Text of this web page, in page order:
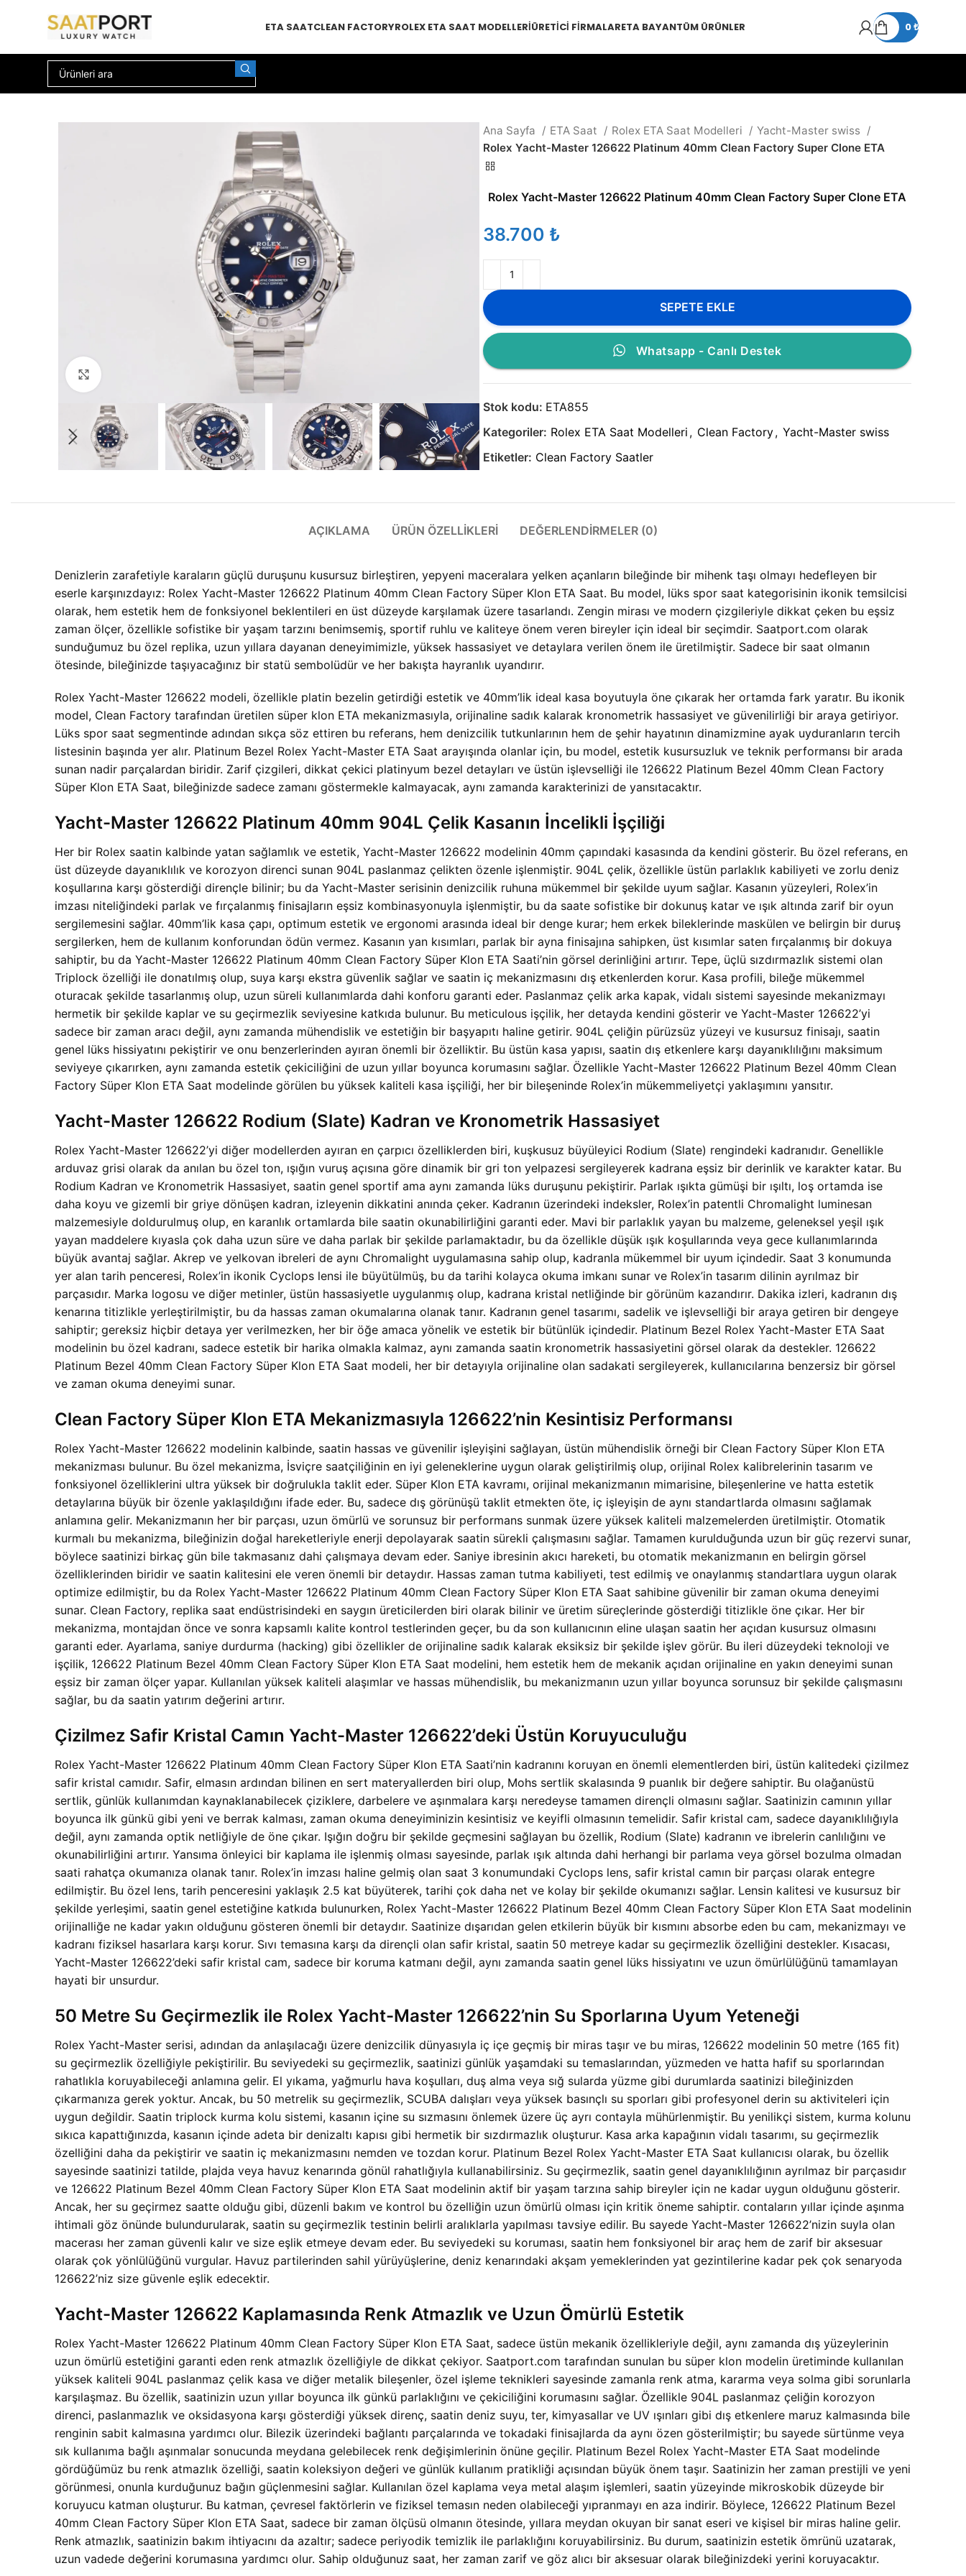
ETA SAATCLEAN FACTORYROLEX ETA SAAT MODELLERIÜRETICI FIRMALARETA BAYANTÜM ÜRÜNLER 0₺
Ana Sayfa ETA Saat Rolex ETA Saat Modelleri
Yacht-Master swiss
Rolex Yacht-Master 126622 Platinum 40mm Clean Factory Super Clone ETA
Rolex Yacht-Master 126622 Platinum 40mm Clean Factory Super Clone ETA
₺
SEPETE EKLE
Whatsapp - Canlı Destek
Stok kodu: ETA855
Kategoriler: Rolex ETA Saat Modelleri , Clean Factory, Yacht-Master swiss
Etiketler: Clean Factory Saatler
AÇIKLAMA ÜRÜN ÖZELLIKLERI DEĞERLENDIRMELER (0)
Denizlerin zarafetiyle karaların güçlü duruşunu kusursuz birleştiren, yepyeni maceralara yelken açanların bileğinde bir mihenk taşı olmayı hedefleyen bir
eserle karşınızdayız: Rolex Yacht-Master 126622 Platinum 40mm Clean Factory Süper Klon ETA Saat. Bu model, lüks spor saat kategorisinin ikonik temsilcisi
olarak, hem estetik hem de fonksiyonel beklentileri en üst düzeyde karşılamak üzere tasarlandı. Zengin mirası ve modern çizgileriyle dikkat çeken bu eşsiz
zaman ölçer, özellikle sofistike bir yaşam tarzını benimsemiş, sportif ruhlu ve kaliteye önem veren bireyler için ideal bir seçimdir. Saatport.com olarak
sunduğumuz bu özel replika, uzun yıllara dayanan deneyimimizle, yüksek hassasiyet ve detaylara verilen önem ile üretilmiştir. Sadece bir saat olmanın
ötesinde, bileğinizde taşıyacağınız bir statü sembolüdür ve her bakışta hayranlık uyandırır.
Rolex Yacht-Master 126622 modeli, özellikle platin bezelin getirdiği estetik ve 40mm’lik ideal kasa boyutuyla öne çıkarak her ortamda fark yaratır. Bu ikonik
model, Clean Factory tarafından üretilen süper klon ETA mekanizmasıyla, orijinaline sadık kalarak kronometrik hassasiyet ve güvenilirliği bir araya getiriyor.
Lüks spor saat segmentinde adından sıkça söz ettiren bu referans, hem denizcilik tutkunlarının hem de şehir hayatının dinamizmine ayak uyduranların tercih
listesinin başında yer alır. Platinum Bezel Rolex Yacht-Master ETA Saat arayışında olanlar için, bu model, estetik kusursuzluk ve teknik performansı bir arada
sunan nadir parçalardan biridir. Zarif çizgileri, dikkat çekici platinyum bezel detayları ve üstün işlevselliği ile 126622 Platinum Bezel 40mm Clean Factory
Süper Klon ETA Saat, bileğinizde sadece zamanı göstermekle kalmayacak, aynı zamanda karakterinizi de yansıtacaktır.
Yacht-Master 126622 Platinum 40mm 904L Çelik Kasanın İncelikli İşçiliği
Her bir Rolex saatin kalbinde yatan sağlamlık ve estetik, Yacht-Master 126622 modelinin 40mm çapındaki kasasında da kendini gösterir. Bu özel referans, en
üst düzeyde dayanıklılık ve korozyon direnci sunan 904L paslanmaz çelikten özenle işlenmiştir. 904L çelik, özellikle üstün parlaklık kabiliyeti ve zorlu deniz
koşullarına karşı gösterdiği dirençle bilinir; bu da Yacht-Master serisinin denizcilik ruhuna mükemmel bir şekilde uyum sağlar. Kasanın yüzeyleri, Rolex’in
imzası niteliğindeki parlak ve fırçalanmış finisajların eşsiz kombinasyonuyla işlenmiştir, bu da saate sofistike bir dokunuş katar ve ışık altında zarif bir oyun
sergilemesini sağlar. 40mm’lik kasa çapı, optimum estetik ve ergonomi arasında ideal bir denge kurar; hem erkek bileklerinde maskülen ve belirgin bir duruş
sergilerken, hem de kullanım konforundan ödün vermez. Kasanın yan kısımları, parlak bir ayna finisajına sahipken, üst kısımlar saten fırçalanmış bir dokuya
sahiptir, bu da Yacht-Master 126622 Platinum 40mm Clean Factory Süper Klon ETA Saati’nin görsel derinliğini artırır. Tepe, üçlü sızdırmazlık sistemi olan
Triplock özelliği ile donatılmış olup, suya karşı ekstra güvenlik sağlar ve saatin iç mekanizmasını dış etkenlerden korur. Kasa profili, bileğe mükemmel
oturacak şekilde tasarlanmış olup, uzun süreli kullanımlarda dahi konforu garanti eder. Paslanmaz çelik arka kapak, vidalı sistemi sayesinde mekanizmayı
hermetik bir şekilde kaplar ve su geçirmezlik seviyesine katkıda bulunur. Bu meticulous işçilik, her detayda kendini gösterir ve Yacht-Master 126622’yi
sadece bir zaman aracı değil, aynı zamanda mühendislik ve estetiğin bir başyapıtı haline getirir. 904L çeliğin pürüzsüz yüzeyi ve kusursuz finisajı, saatin
genel lüks hissiyatını pekiştirir ve onu benzerlerinden ayıran önemli bir özelliktir. Bu üstün kasa yapısı, saatin dış etkenlere karşı dayanıklılığını maksimum
seviyeye çıkarırken, aynı zamanda estetik çekiciliğini de uzun yıllar boyunca korumasını sağlar. Özellikle Yacht-Master 126622 Platinum Bezel 40mm Clean
Factory Süper Klon ETA Saat modelinde görülen bu yüksek kaliteli kasa işçiliği, her bir bileşeninde Rolex’in mükemmeliyetçi yaklaşımını yansıtır.
Yacht-Master 126622 Rodium (Slate) Kadran ve Kronometrik Hassasiyet
Rolex Yacht-Master 126622’yi diğer modellerden ayıran en çarpıcı özelliklerden biri, kuşkusuz büyüleyici Rodium (Slate) rengindeki kadranıdır. Genellikle
arduvaz grisi olarak da anılan bu özel ton, ışığın vuruş açısına göre dinamik bir gri ton yelpazesi sergileyerek kadrana eşsiz bir derinlik ve karakter katar. Bu
Rodium Kadran ve Kronometrik Hassasiyet, saatin genel sportif ama aynı zamanda lüks duruşunu pekiştirir. Parlak ışıkta gümüşi bir ışıltı, loş ortamda ise
daha koyu ve gizemli bir griye dönüşen kadran, izleyenin dikkatini anında çeker. Kadranın üzerindeki indeksler, Rolex’in patentli Chromalight luminesan
malzemesiyle doldurulmuş olup, en karanlık ortamlarda bile saatin okunabilirliğini garanti eder. Mavi bir parlaklık yayan bu malzeme, geleneksel yeşil ışık
yayan maddelere kıyasla çok daha uzun süre ve daha parlak bir şekilde parlamaktadır, bu da özellikle düşük ışık koşullarında veya gece kullanımlarında
büyük avantaj sağlar. Akrep ve yelkovan ibreleri de aynı Chromalight uygulamasına sahip olup, kadranla mükemmel bir uyum içindedir. Saat 3 konumunda
yer alan tarih penceresi, Rolex’in ikonik Cyclops lensi ile büyütülmüş, bu da tarihi kolayca okuma imkanı sunar ve Rolex’in tasarım dilinin ayrılmaz bir
parçasıdır. Marka logosu ve diğer metinler, üstün hassasiyetle uygulanmış olup, kadrana kristal netliğinde bir görünüm kazandırır. Dakika izleri, kadranın dış
kenarına titizlikle yerleştirilmiştir, bu da hassas zaman okumalarına olanak tanır. Kadranın genel tasarımı, sadelik ve işlevselliği bir araya getiren bir dengeye
sahiptir; gereksiz hiçbir detaya yer verilmezken, her bir öğe amaca yönelik ve estetik bir bütünlük içindedir. Platinum Bezel Rolex Yacht-Master ETA Saat
modelinin bu özel kadranı, sadece estetik bir harika olmakla kalmaz, aynı zamanda saatin kronometrik hassasiyetini görsel olarak da destekler. 126622
Platinum Bezel 40mm Clean Factory Süper Klon ETA Saat modeli, her bir detayıyla orijinaline olan sadakati sergileyerek, kullanıcılarına benzersiz bir görsel
ve zaman okuma deneyimi sunar.
Clean Factory Süper Klon ETA Mekanizmasıyla 126622’nin Kesintisiz Performansı
Rolex Yacht-Master 126622 modelinin kalbinde, saatin hassas ve güvenilir işleyişini sağlayan, üstün mühendislik örneği bir Clean Factory Süper Klon ETA
mekanizması bulunur. Bu özel mekanizma, İsviçre saatçiliğinin en iyi geleneklerine uygun olarak geliştirilmiş olup, orijinal Rolex kalibrelerinin tasarım ve
fonksiyonel özelliklerini ultra yüksek bir doğrulukla taklit eder. Süper Klon ETA kavramı, orijinal mekanizmanın mimarisine, bileşenlerine ve hatta estetik
detaylarına büyük bir özenle yaklaşıldığını ifade eder. Bu, sadece dış görünüşü taklit etmekten öte, iç işleyişin de aynı standartlarda olmasını sağlamak
anlamına gelir. Mekanizmanın her bir parçası, uzun ömürlü ve sorunsuz bir performans sunmak üzere yüksek kaliteli malzemelerden üretilmiştir. Otomatik
kurmalı bu mekanizma, bileğinizin doğal hareketleriyle enerji depolayarak saatin sürekli çalışmasını sağlar. Tamamen kurulduğunda uzun bir güç rezervi sunar,
böylece saatinizi birkaç gün bile takmasanız dahi çalışmaya devam eder. Saniye ibresinin akıcı hareketi, bu otomatik mekanizmanın en belirgin görsel
özelliklerinden biridir ve saatin kalitesini ele veren önemli bir detaydır. Hassas zaman tutma kabiliyeti, test edilmiş ve onaylanmış standartlara uygun olarak
optimize edilmiştir, bu da Rolex Yacht-Master 126622 Platinum 40mm Clean Factory Süper Klon ETA Saat sahibine güvenilir bir zaman okuma deneyimi
sunar. Clean Factory, replika saat endüstrisindeki en saygın üreticilerden biri olarak bilinir ve üretim süreçlerinde gösterdiği titizlikle öne çıkar. Her bir
mekanizma, montajdan önce ve sonra kapsamlı kalite kontrol testlerinden geçer, bu da son kullanıcının eline ulaşan saatin her açıdan kusursuz olmasını
garanti eder. Ayarlama, saniye durdurma (hacking) gibi özellikler de orijinaline sadık kalarak eksiksiz bir şekilde işlev görür. Bu ileri düzeydeki teknoloji ve
işçilik, 126622 Platinum Bezel 40mm Clean Factory Süper Klon ETA Saat modelini, hem estetik hem de mekanik açıdan orijinaline en yakın deneyimi sunan
eşsiz bir zaman ölçer yapar. Kullanılan yüksek kaliteli alaşımlar ve hassas mühendislik, bu mekanizmanın uzun yıllar boyunca sorunsuz bir şekilde çalışmasını
sağlar, bu da saatin yatırım değerini artırır.
Çizilmez Safir Kristal Camın Yacht-Master 126622’deki Üstün Koruyuculuğu
Rolex Yacht-Master 126622 Platinum 40mm Clean Factory Süper Klon ETA Saati’nin kadranını koruyan en önemli elementlerden biri, üstün kalitedeki çizilmez
safir kristal camıdır. Safir, elmasın ardından bilinen en sert materyallerden biri olup, Mohs sertlik skalasında 9 puanlık bir değere sahiptir. Bu olağanüstü
sertlik, günlük kullanımdan kaynaklanabilecek çiziklere, darbelere ve aşınmalara karşı neredeyse tamamen dirençli olmasını sağlar. Saatinizin camının yıllar
boyunca ilk günkü gibi yeni ve berrak kalması, zaman okuma deneyiminizin kesintisiz ve keyifli olmasının temelidir. Safir kristal cam, sadece dayanıklılığıyla
değil, aynı zamanda optik netliğiyle de öne çıkar. Işığın doğru bir şekilde geçmesini sağlayan bu özellik, Rodium (Slate) kadranın ve ibrelerin canlılığını ve
okunabilirliğini artırır. Yansıma önleyici bir kaplama ile işlenmiş olması sayesinde, parlak ışık altında dahi herhangi bir parlama veya görsel bozulma olmadan
saati rahatça okumanıza olanak tanır. Rolex’in imzası haline gelmiş olan saat 3 konumundaki Cyclops lens, safir kristal camın bir parçası olarak entegre
edilmiştir. Bu özel lens, tarih penceresini yaklaşık 2.5 kat büyüterek, tarihi çok daha net ve kolay bir şekilde okumanızı sağlar. Lensin kalitesi ve kusursuz bir
şekilde yerleşimi, saatin genel estetiğine katkıda bulunurken, Rolex Yacht-Master 126622 Platinum Bezel 40mm Clean Factory Süper Klon ETA Saat modelinin
orijinalliğe ne kadar yakın olduğunu gösteren önemli bir detaydır. Saatinize dışarıdan gelen etkilerin büyük bir kısmını absorbe eden bu cam, mekanizmayı ve
kadranı fiziksel hasarlara karşı korur. Sıvı temasına karşı da dirençli olan safir kristal, saatin 50 metreye kadar su geçirmezlik özelliğini destekler. Kısacası,
Yacht-Master 126622’deki safir kristal cam, sadece bir koruma katmanı değil, aynı zamanda saatin genel lüks hissiyatını ve uzun ömürlülüğünü tamamlayan
hayati bir unsurdur.
50 Metre Su Geçirmezlik ile Rolex Yacht-Master 126622’nin Su Sporlarına Uyum Yeteneği
Rolex Yacht-Master serisi, adından da anlaşılacağı üzere denizcilik dünyasıyla iç içe geçmiş bir miras taşır ve bu miras, 126622 modelinin 50 metre (165 fit)
su geçirmezlik özelliğiyle pekiştirilir. Bu seviyedeki su geçirmezlik, saatinizi günlük yaşamdaki su temaslarından, yüzmeden ve hatta hafif su sporlarından
rahatlıkla koruyabileceği anlamına gelir. El yıkama, yağmurlu hava koşulları, duş alma veya sığ sularda yüzme gibi durumlarda saatinizi bileğinizden
çıkarmanıza gerek yoktur. Ancak, bu 50 metrelik su geçirmezlik, SCUBA dalışları veya yüksek basınçlı su sporları gibi profesyonel derin su aktiviteleri için
uygun değildir. Saatin triplock kurma kolu sistemi, kasanın içine su sızmasını önlemek üzere üç ayrı contayla mühürlenmiştir. Bu yenilikçi sistem, kurma kolunu
sıkıca kapattığınızda, kasanın içinde adeta bir denizaltı kapısı gibi hermetik bir sızdırmazlık oluşturur. Kasa arka kapağının vidalı tasarımı, su geçirmezlik
özelliğini daha da pekiştirir ve saatin iç mekanizmasını nemden ve tozdan korur. Platinum Bezel Rolex Yacht-Master ETA Saat kullanıcısı olarak, bu özellik
sayesinde saatinizi tatilde, plajda veya havuz kenarında gönül rahatlığıyla kullanabilirsiniz. Su geçirmezlik, saatin genel dayanıklılığının ayrılmaz bir parçasıdır
ve 126622 Platinum Bezel 40mm Clean Factory Süper Klon ETA Saat modelinin aktif bir yaşam tarzına sahip bireyler için ne kadar uygun olduğunu gösterir.
Ancak, her su geçirmez saatte olduğu gibi, düzenli bakım ve kontrol bu özelliğin uzun ömürlü olması için kritik öneme sahiptir. contaların yıllar içinde aşınma
ihtimali göz önünde bulundurularak, saatin su geçirmezlik testinin belirli aralıklarla yapılması tavsiye edilir. Bu sayede Yacht-Master 126622’nizin suyla olan
macerası her zaman güvenli kalır ve size eşlik etmeye devam eder. Bu seviyedeki su koruması, saatin hem fonksiyonel bir araç hem de zarif bir aksesuar
olarak çok yönlülüğünü vurgular. Havuz partilerinden sahil yürüyüşlerine, deniz kenarındaki akşam yemeklerinden yat gezintilerine kadar pek çok senaryoda
126622’niz size güvenle eşlik edecektir.
Yacht-Master 126622 Kaplamasında Renk Atmazlık ve Uzun Ömürlü Estetik
Rolex Yacht-Master 126622 Platinum 40mm Clean Factory Süper Klon ETA Saat, sadece üstün mekanik özellikleriyle değil, aynı zamanda dış yüzeylerinin
uzun ömürlü estetiğini garanti eden renk atmazlık özelliğiyle de dikkat çekiyor. Saatport.com tarafından sunulan bu süper klon modelin üretiminde kullanılan
yüksek kaliteli 904L paslanmaz çelik kasa ve diğer metalik bileşenler, özel işleme teknikleri sayesinde zamanla renk atma, kararma veya solma gibi sorunlarla
karşılaşmaz. Bu özellik, saatinizin uzun yıllar boyunca ilk günkü parlaklığını ve çekiciliğini korumasını sağlar. Özellikle 904L paslanmaz çeliğin korozyon
direnci, paslanmazlık ve oksidasyona karşı gösterdiği yüksek direnç, saatin deniz suyu, ter, kimyasallar ve UV ışınları gibi dış etkenlere maruz kalmasında bile
renginin sabit kalmasına yardımcı olur. Bilezik üzerindeki bağlantı parçalarında ve tokadaki finisajlarda da aynı özen gösterilmiştir; bu sayede sürtünme veya
sık kullanıma bağlı aşınmalar sonucunda meydana gelebilecek renk değişimlerinin önüne geçilir. Platinum Bezel Rolex Yacht-Master ETA Saat modelinde
gördüğümüz bu renk atmazlık özelliği, saatin koleksiyon değeri ve günlük kullanım pratikliği açısından büyük önem taşır. Saatinizin her zaman prestijli ve yeni
görünmesi, onunla kurduğunuz bağın güçlenmesini sağlar. Kullanılan özel kaplama veya metal alaşım işlemleri, saatin yüzeyinde mikroskobik düzeyde bir
koruyucu katman oluşturur. Bu katman, çevresel faktörlerin ve fiziksel temasın neden olabileceği yıpranmayı en aza indirir. Böylece, 126622 Platinum Bezel
40mm Clean Factory Süper Klon ETA Saat, sadece bir zaman ölçüsü olmanın ötesinde, yıllara meydan okuyan bir sanat eseri ve kişisel bir miras haline gelir.
Renk atmazlık, saatinizin bakım ihtiyacını da azaltır; sadece periyodik temizlik ile parlaklığını koruyabilirsiniz. Bu durum, saatinizin estetik ömrünü uzatarak,
uzun vadede değerini korumasına yardımcı olur. Sahip olduğunuz saat, her zaman zarif ve göz alıcı bir aksesuar olarak bileğinizdeki yerini koruyacaktır.